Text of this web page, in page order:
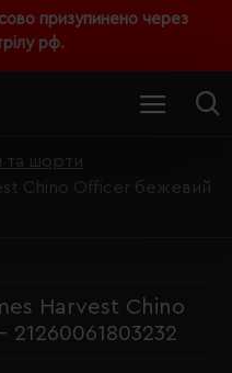
призупинено через
рф.
та шорти
Chino Officer бежевий
Harvest Chino